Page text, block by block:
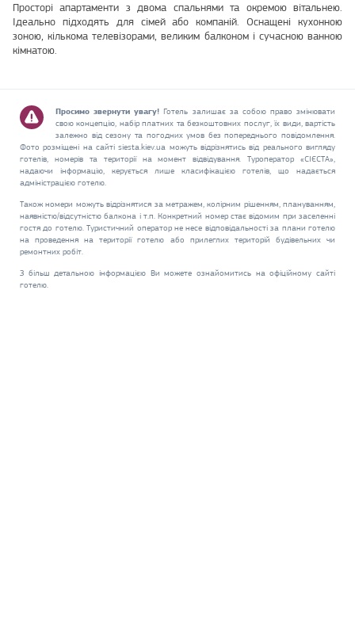
Просторі апартаменти з двома спальнями та окремою вітальнею.
Ідеально підходять для сімей або компаній. Оснащені кухонною
зоною, кількома телевізорами, великим балконом і сучасною ванною
кімнатою.
Просимо звернути увагу! Готель залишає за собою право змінювати
свою концепцію, набір платних та безкоштовних послуг, їх види, вартість
залежно від сезону та погодних умов без попереднього повідомлення.
Фото розміщені на сайті siesta.kiev.ua можуть відрізнятись від реального вигляду
готелів, номерів та території на момент відвідування. Туроператор «СІЄСТА»,
надаючи інформацію, керується лише класифікацією готелів, що надається
адміністрацією готелю.
Також номери можуть відрізнятися за метражем, колірним рішенням, плануванням,
наявністю/відсутністю балкона і т.п. Конкретний номер стає відомим при заселенні
гостя до готелю. Туристичний оператор не несе відповідальності за плани готелю
на проведення на території готелю або прилеглих територій будівельних чи
ремонтних робіт.
З більш детальною інформацією Ви можете ознайомитись на офіційному сайті
готелю.